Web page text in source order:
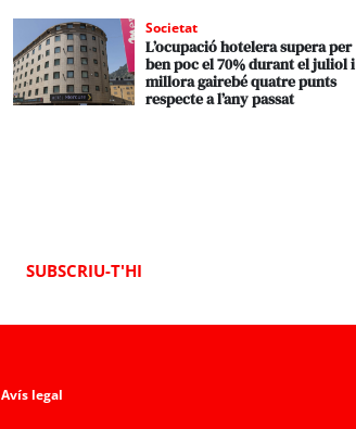
Societat
L’ocupació hotelera supera per
ben poc el 70% durant el juliol i
millora gairebé quatre punts
respecte a l’any passat
SUBSCRIU-T'HI
Avís legal